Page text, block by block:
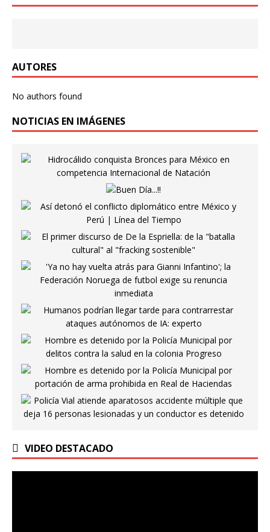
AUTORES
No authors found
NOTICIAS EN IMÁGENES
VIDEO DESTACADO